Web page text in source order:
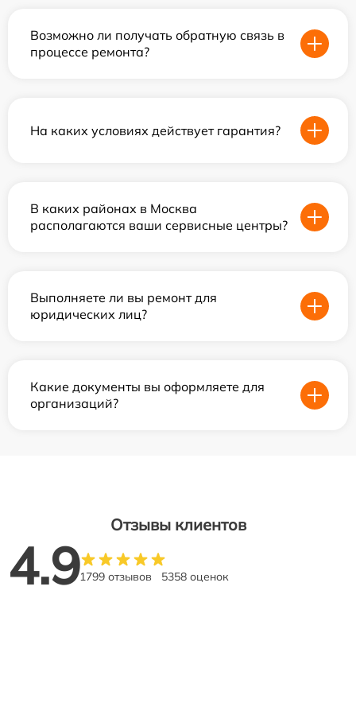
Возможно ли получать обратную связь в
процессе ремонта?
На каких условиях действует гарантия?
В каких районах в Москва
располагаются ваши сервисные центры?
Выполняете ли вы ремонт для
юридических лиц?
Какие документы вы оформляете для
организаций?
Отзывы клиентов
4.91799 отзывов 5358 оценок